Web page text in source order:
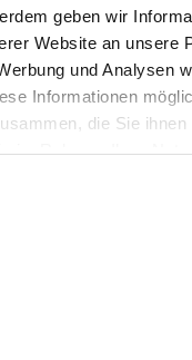
geben wir
Website an unsere
und Analysen
Informationen
die Sie ihnen